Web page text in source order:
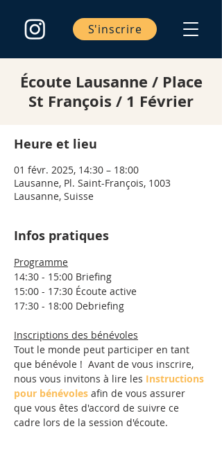
S'inscrire
Écoute Lausanne / Place
St François / 1 Février
Heure et lieu
01 févr. 2025, 14:30 – 18:00
Lausanne, Pl. Saint-François, 1003
Lausanne, Suisse
Infos pratiques
Programme
14:30 - 15:00 Briefing
15:00 - 17:30 Écoute active
17:30 - 18:00 Debriefing
Inscriptions des bénévoles
Tout le monde peut participer en tant
que bénévole !  Avant de vous inscrire,
nous vous invitons à lire les Instructions
pour bénévoles afin de vous assurer
que vous êtes d'accord de suivre ce
cadre lors de la session d'écoute.